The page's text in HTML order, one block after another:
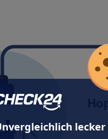
lecker